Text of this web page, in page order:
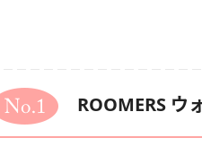
ROOMERS ウ